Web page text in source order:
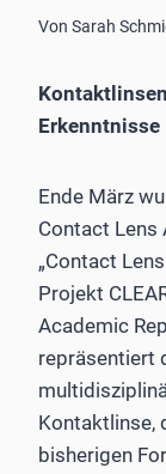
Von Sarah
Erkenntnisse
Ende März
Contact Lens
„Contact
Projekt
Academic
repräsentiert
Kontaktlinse,
bisherigen